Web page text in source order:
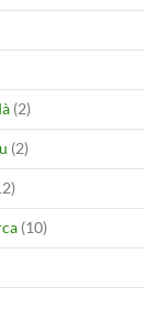
(2)
(2)
(10)